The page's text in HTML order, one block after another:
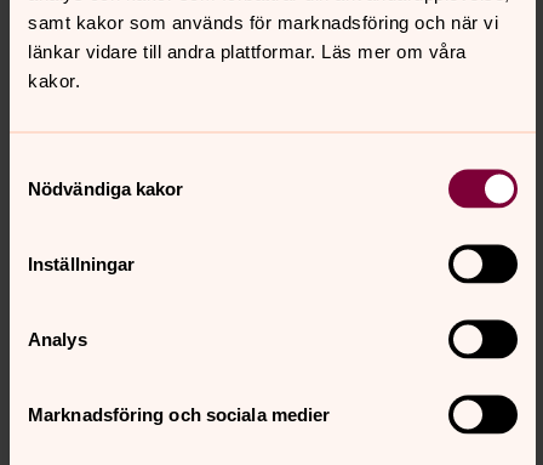
samt kakor som används för marknadsföring och när vi
länkar vidare till andra plattformar. Läs mer om våra
kakor.
Nödvändiga kakor
Inställningar
Analys
Marknadsföring och sociala medier
Funderar du på att bli medlem i Svenska kyrkan? Skicka
din intresseanmälan via formuläret så tar Uppåkra
församling kontakt med dig.
Jag är inte döpt, och vill bli kontaktad för ett dop
Jag vill vara medlem i väntan på dop